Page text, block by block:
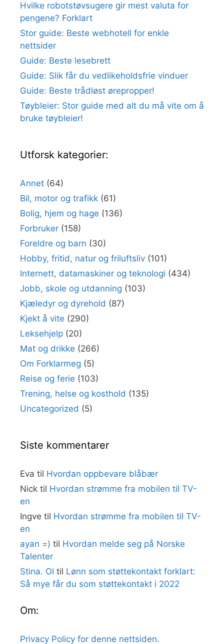
Hvilke robotstøvsugere gir mest valuta for
pengene? Forklart
Stor guide: Beste webhotell for enkle
nettsider
Guide: Beste lesebrett
Guide: Slik får du vedlikeholdsfrie vinduer
Guide: Beste trådløst ørepropper!
Tøybleier: Stor guide med alt du må vite om å
bruke tøybleier!
Utforsk kategorier:
Annet (64)
Bil, motor og trafikk (61)
Bolig, hjem og hage (136)
Forbruker (158)
Foreldre og barn (30)
Hobby, fritid, natur og friluftsliv (101)
Internett, datamaskiner og teknologi (434)
Jobb, skole og utdanning (103)
Kjæledyr og dyrehold (87)
Kjekt å vite (290)
Leksehjelp (20)
Mat og drikke (266)
Om Forklarmeg (5)
Reise og ferie (103)
Trening, helse og kosthold (135)
Uncategorized (5)
Siste kommentarer
Eva til Hvordan oppbevare blåbær
Nick til Hvordan strømme fra mobilen til TV-
en
Ingve til Hvordan strømme fra mobilen til TV-
en
ayan =) til Hvordan melde seg på Norske
Talenter
Stina. Ol til Lønn som støttekontakt forklart:
Så mye får du som støttekontakt i 2022
Om:
Privacy Policy for denne nettsiden.